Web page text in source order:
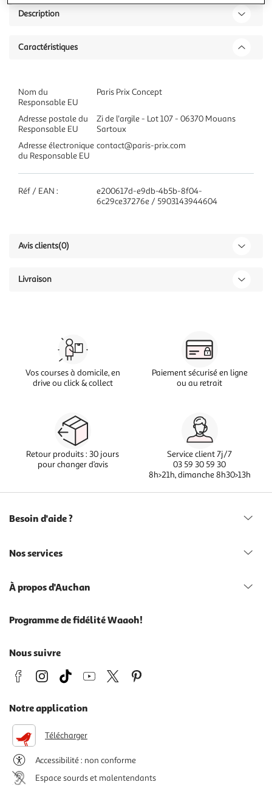
Description
Caractéristiques
Nom du
Responsable EU
Paris Prix Concept
Adresse postale du
Responsable EU
Zi de l'argile - Lot 107 - 06370 Mouans
Sartoux
Adresse électronique
du Responsable EU
contact@paris-prix.com
Réf / EAN :
e200617d-e9db-4b5b-8f04-
6c29ce37276e / 5903143944604
Avis clients(0)
Livraison
Vos courses à domicile, en
drive ou click & collect
Paiement sécurisé en ligne
ou au retrait
Retour produits : 30 jours
pour changer d’avis
Service client 7j/7
03 59 30 59 30
8h>21h, dimanche 8h30>13h
Besoin d'aide ?
Nos services
À propos d'Auchan
Programme de fidélité Waaoh!
Nous suivre
Notre application
Télécharger
Accessibilité : non conforme
Espace sourds et malentendants